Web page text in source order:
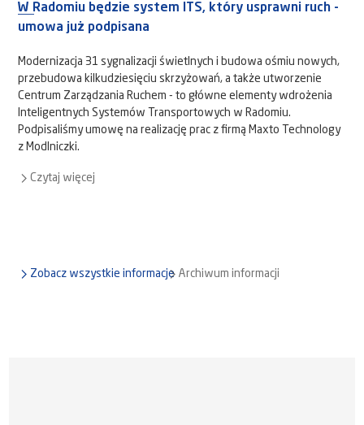
W Radomiu będzie system ITS, który usprawni ruch -
umowa już podpisana
Modernizacja 31 sygnalizacji świetlnych i budowa ośmiu nowych,
przebudowa kilkudziesięciu skrzyżowań, a także utworzenie
Centrum Zarządzania Ruchem - to główne elementy wdrożenia
Inteligentnych Systemów Transportowych w Radomiu.
Podpisaliśmy umowę na realizację prac z firmą Maxto Technology
z Modlniczki.
Czytaj więcej
Zobacz wszystkie informacje Archiwum informacji